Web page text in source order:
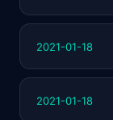
2021-01-18
2021-01-18